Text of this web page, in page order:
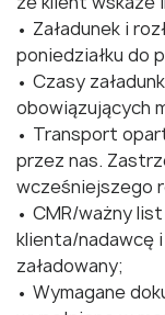
• Załadunek i
poniedziałku do
• Czasy
obowiązujących
• Transport
przez nas.
wcześniejszego
• CMR/ważny
klienta/nadawcę
załadowany;
• Wymagane